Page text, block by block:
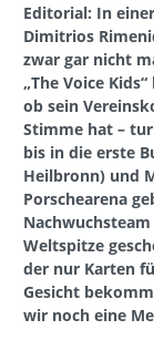
Editorial: In
Dimitrios
zwar gar nicht
„The Voice
ob sein
Stimme hat –
bis in die erste
Heilbronn) und
Porschearena
Weltspitze
der nur Karten
Gesicht
wir noch eine